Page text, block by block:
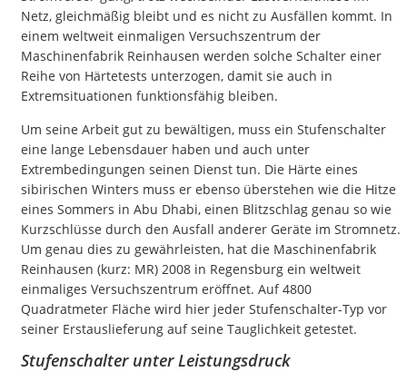
Netz, gleichmäßig bleibt und es nicht zu Ausfällen kommt. In
einem weltweit einmaligen Versuchszentrum der
Maschinenfabrik Reinhausen werden solche Schalter einer
Reihe von Härtetests unterzogen, damit sie auch in
Extremsituationen funktionsfähig bleiben.
Um seine Arbeit gut zu bewältigen, muss ein Stufenschalter
eine lange Lebensdauer haben und auch unter
Extrembedingungen seinen Dienst tun. Die Härte eines
sibirischen Winters muss er ebenso überstehen wie die Hitze
eines Sommers in Abu Dhabi, einen Blitzschlag genau so wie
Kurzschlüsse durch den Ausfall anderer Geräte im Stromnetz.
Um genau dies zu gewährleisten, hat die Maschinenfabrik
Reinhausen (kurz: MR) 2008 in Regensburg ein weltweit
einmaliges Versuchszentrum eröffnet. Auf 4800
Quadratmeter Fläche wird hier jeder Stufenschalter-Typ vor
seiner Erstauslieferung auf seine Tauglichkeit getestet.
Stufenschalter unter Leistungsdruck